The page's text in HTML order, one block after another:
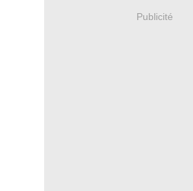
Publicité